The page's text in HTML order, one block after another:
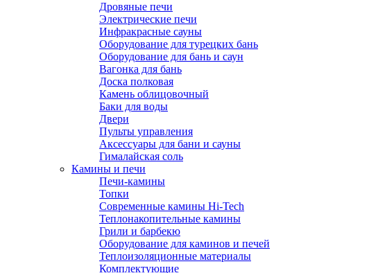
Дровяные печи
Электрические печи
Инфракрасные сауны
Оборудование для турецких бань
Оборудование для бань и саун
Вагонка для бань
Доска полковая
Камень облицовочный
Баки для воды
Двери
Пульты управления
Аксессуары для бани и сауны
Гималайская соль
Камины и печи
Печи-камины
Топки
Современные камины Hi-Tech
Теплонакопительные камины
Грили и барбекю
Оборудование для каминов и печей
Теплоизоляционные материалы
Комплектующие